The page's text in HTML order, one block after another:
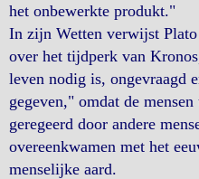
het onbewerkte produkt."
In zijn Wetten verwijst
over het tijdperk van
leven nodig is, ongevraagd
gegeven," omdat de
geregeerd door andere
overeenkwamen met het
menselijke aard.